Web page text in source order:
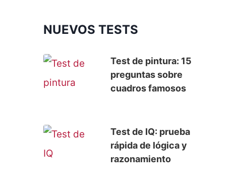
NUEVOS TESTS
Test de pintura: 15
preguntas sobre
cuadros famosos
Test de IQ: prueba
rápida de lógica y
razonamiento